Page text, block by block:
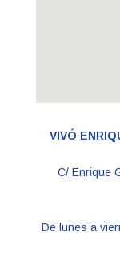
VIVÓ
C/ Enrique
De lunes a